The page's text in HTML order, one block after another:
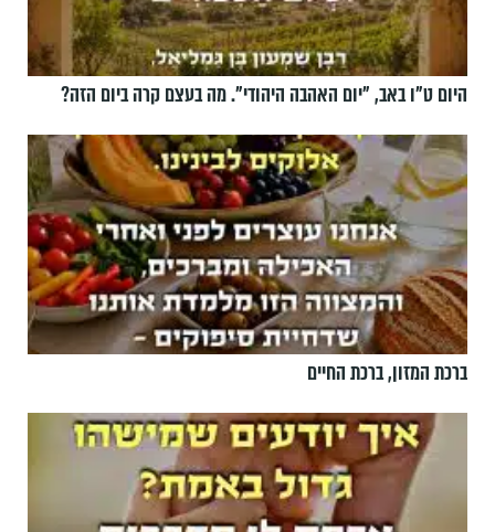
היום ט"ו באב, ”יום האהבה היהודי". מה בעצם קרה ביום הזה?
ברכת המזון, ברכת החיים